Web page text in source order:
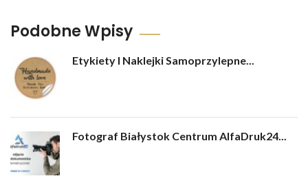
Podobne Wpisy
Etykiety I Naklejki Samoprzylepne...
Fotograf Białystok Centrum AlfaDruk24...